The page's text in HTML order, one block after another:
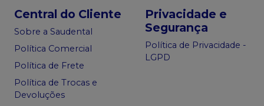
Central do Cliente
Sobre a Saudental
Política Comercial
Política de Frete
Política de Trocas e
Devoluções
Privacidade e
Segurança
Política de Privacidade -
LGPD